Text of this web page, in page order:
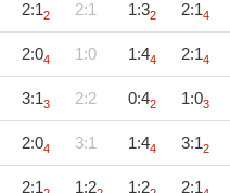
2:12 2:1 1:32 2:14
2:04 1:0 1:44 2:14
3:13 2:2 0:42 1:03
2:04 3:1 1:44 3:12
2:1 1:2 1:2 2:1